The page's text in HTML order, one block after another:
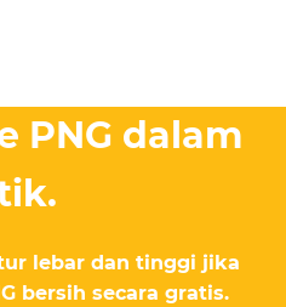
PNG dalam
lebar dan tinggi jika
bersih secara gratis.